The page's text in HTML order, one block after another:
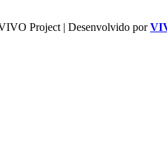
Project | Desenvolvido por